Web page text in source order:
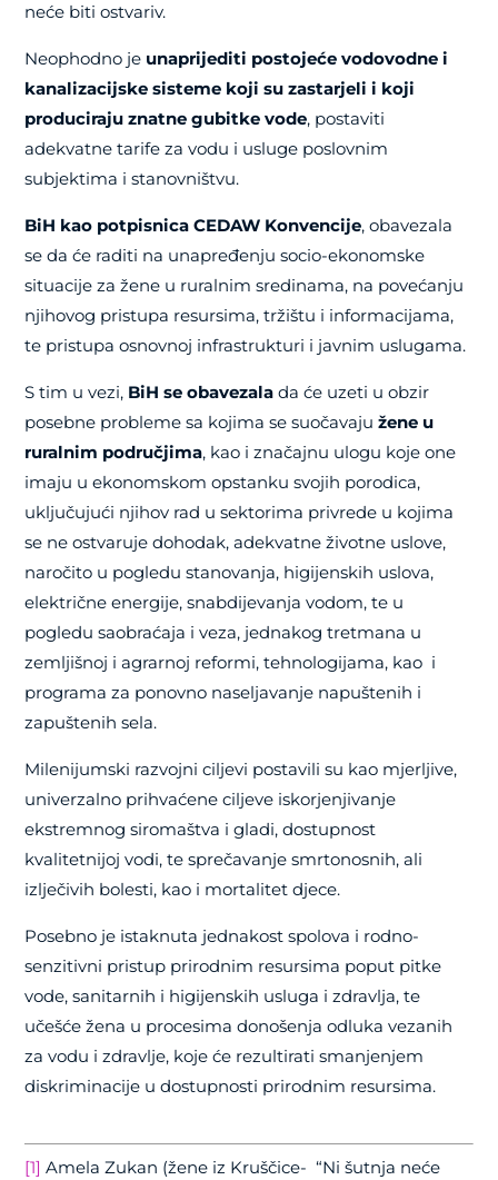
neće biti ostvariv.
Neophodno je unaprijediti postojeće vodovodne i
kanalizacijske sisteme koji su zastarjeli i koji
produciraju znatne gubitke vode, postaviti
adekvatne tarife za vodu i usluge poslovnim
subjektima i stanovništvu.
BiH kao potpisnica CEDAW Konvencije, obavezala
se da će raditi na unapređenju socio-ekonomske
situacije za žene u ruralnim sredinama, na povećanju
njihovog pristupa resursima, tržištu i informacijama,
te pristupa osnovnoj infrastrukturi i javnim uslugama.
S tim u vezi, BiH se obavezala da će uzeti u obzir
posebne probleme sa kojima se suočavajužene u
ruralnim područjima, kao i značajnu ulogu koje one
imaju u ekonomskom opstanku svojih porodica,
uključujući njihov rad u sektorima privrede u kojima
se ne ostvaruje dohodak, adekvatne životne uslove,
naročito u pogledu stanovanja, higijenskih uslova,
električne energije, snabdijevanja vodom, te u
pogledu saobraćaja i veza, jednakog tretmana u
zemljišnoj i agrarnoj reformi, tehnologijama, kao i
programa za ponovno naseljavanje napuštenih i
zapuštenih sela.
Milenijumski razvojni ciljevi postavili su kao mjerljive,
univerzalno prihvaćene ciljeve iskorjenjivanje
ekstremnog siromaštva i gladi, dostupnost
kvalitetnijoj vodi, te sprečavanje smrtonosnih, ali
izlječivih bolesti, kao i mortalitet djece.
Posebno je istaknuta jednakost spolova i rodno-
senzitivni pristup prirodnim resursima poput pitke
vode, sanitarnih i higijenskih usluga i zdravlja, te
učešće žena u procesima donošenja odluka vezanih
za vodu i zdravlje, koje će rezultirati smanjenjem
diskriminacije u dostupnosti prirodnim resursima.
[1] Amela Zukan (žene iz Kruščice- “Ni šutnja neće